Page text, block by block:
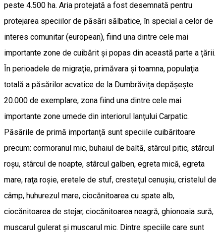
peste 4.500 ha. Aria protejată a fost desemnată pentru
protejarea speciilor de păsări sălbatice, în special a celor de
interes comunitar (european), fiind una dintre cele mai
importante zone de cuibărit şi popas din această parte a țării.
În perioadele de migraţie, primăvara și toamna, populaţia
totală a păsărilor acvatice de la Dumbrăvița depăşeşte
20.000 de exemplare, zona fiind una dintre cele mai
importante zone umede din interiorul lanţului Carpatic.
Păsările de primă importanţă sunt speciile cuibăritoare
precum: cormoranul mic, buhaiul de baltă, stârcul pitic, stârcul
roşu, stârcul de noapte, stârcul galben, egreta mică, egreta
mare, raţa roşie, eretele de stuf, cresteţul cenuşiu, cristelul de
câmp, huhurezul mare, ciocănitoarea cu spate alb,
ciocănitoarea de stejar, ciocănitoarea neagră, ghionoaia sură,
muscarul gulerat și muscarul mic. Dintre speciile care sunt